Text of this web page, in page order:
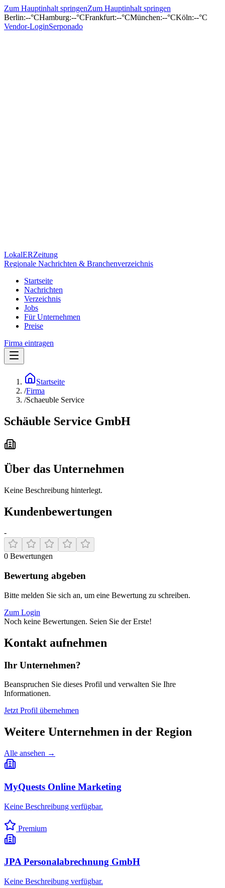
Zum Hauptinhalt springenZum Hauptinhalt springen
Berlin:--°CHamburg:--°CFrankfurt:--°CMünchen:--°CKöln:--°C
Vendor-LoginSerponado
LokalERZeitung
Regionale Nachrichten & Branchenverzeichnis
Startseite
Nachrichten
Verzeichnis
Jobs
Für Unternehmen
Preise
Firma eintragen
Startseite
/Firma
/Schaeuble Service
Schäuble Service GmbH
Über das Unternehmen
Keine Beschreibung hinterlegt.
Kundenbewertungen
-
0 Bewertungen
Bewertung abgeben
Bitte melden Sie sich an, um eine Bewertung zu schreiben.
Zum Login
Noch keine Bewertungen. Seien Sie der Erste!
Kontakt aufnehmen
Ihr Unternehmen?
Beanspruchen Sie dieses Profil und verwalten Sie Ihre
Informationen.
Jetzt Profil übernehmen
Weitere Unternehmen in der Region
Alle ansehen →
MyQuests Online Marketing
Keine Beschreibung verfügbar.
Premium
JPA Personalabrechnung GmbH
Keine Beschreibung verfügbar.